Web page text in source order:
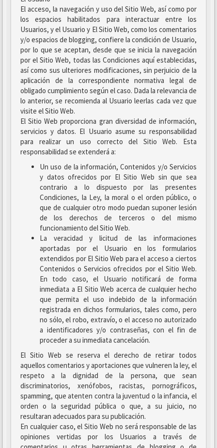
El acceso, la navegación y uso del Sitio Web, así como por
los espacios habilitados para interactuar entre los
Usuarios, y el Usuario y El Sitio Web, como los comentarios
y/o espacios de blogging, confiere la condición de Usuario,
por lo que se aceptan, desde que se inicia la navegación
por el Sitio Web, todas las Condiciones aquí establecidas,
así como sus ulteriores modificaciones, sin perjuicio de la
aplicación de la correspondiente normativa legal de
obligado cumplimiento según el caso. Dada la relevancia de
lo anterior, se recomienda al Usuario leerlas cada vez que
visite el Sitio Web.
El Sitio Web proporciona gran diversidad de información,
servicios y datos. El Usuario asume su responsabilidad
para realizar un uso correcto del Sitio Web. Esta
responsabilidad se extenderá a:
Un uso de la información, Contenidos y/o Servicios
y datos ofrecidos por El Sitio Web sin que sea
contrario a lo dispuesto por las presentes
Condiciones, la Ley, la moral o el orden público, o
que de cualquier otro modo puedan suponer lesión
de los derechos de terceros o del mismo
funcionamiento del Sitio Web.
La veracidad y licitud de las informaciones
aportadas por el Usuario en los formularios
extendidos por El Sitio Web para el acceso a ciertos
Contenidos o Servicios ofrecidos por el Sitio Web.
En todo caso, el Usuario notificará de forma
inmediata a El Sitio Web acerca de cualquier hecho
que permita el uso indebido de la información
registrada en dichos formularios, tales como, pero
no sólo, el robo, extravío, o el acceso no autorizado
a identificadores y/o contraseñas, con el fin de
proceder a su inmediata cancelación.
El Sitio Web se reserva el derecho de retirar todos
aquellos comentarios y aportaciones que vulneren la ley, el
respeto a la dignidad de la persona, que sean
discriminatorios, xenófobos, racistas, pornográficos,
spamming, que atenten contra la juventud o la infancia, el
orden o la seguridad pública o que, a su juicio, no
resultaran adecuados para su publicación.
En cualquier caso, el Sitio Web no será responsable de las
opiniones vertidas por los Usuarios a través de